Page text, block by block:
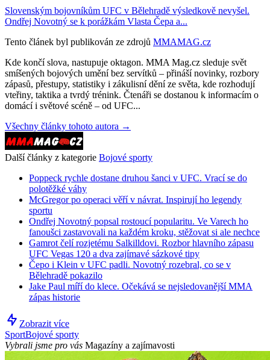
Slovenským bojovníkům UFC v Bělehradě výsledkově nevyšel.
Ondřej Novotný se k porážkám Vlasta Čepa a...
Tento článek byl publikován ze zdrojů MMAMAG.cz
Kde končí slova, nastupuje oktagon. MMA Mag.cz sleduje svět
smíšených bojových umění bez servítků – přináší novinky, rozbory
zápasů, přestupy, statistiky i zákulisní dění ze světa, kde rozhodují
vteřiny, taktika a tvrdý trénink. Čtenáři se dostanou k informacím o
domácí i světové scéně – od UFC...
Všechny články tohoto autora →
Další články z kategorie Bojové sporty
Poppeck rychle dostane druhou šanci v UFC. Vrací se do
polotěžké váhy
McGregor po operaci věří v návrat. Inspirují ho legendy
sportu
Ondřej Novotný popsal rostoucí popularitu. Ve Varech ho
fanoušci zastavovali na každém kroku, stěžovat si ale nechce
Gamrot čelí rozjetému Salkilldovi. Rozbor hlavního zápasu
UFC Vegas 120 a dva zajímavé sázkové tipy
Čepo i Klein v UFC padli. Novotný rozebral, co se v
Bělehradě pokazilo
Jake Paul míří do klece. Očekává se nejsledovanější MMA
zápas historie
Zobrazit více
SportBojové sporty
Vybrali jsme pro vás Magazíny a zajímavosti